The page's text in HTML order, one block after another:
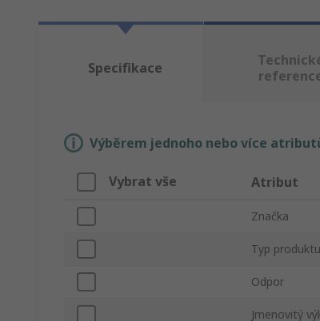
Specifikace
Výběrem jednoho nebo více
Vybrat vše Atribut
Značka
Typ produktu
Odpor
Jmenovitý